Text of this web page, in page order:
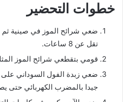
خطوات التحضير
ضعي شرائح الموز في صينية ثم
تقل عن 8 ساعات.
قومي بتقطعي شرائح الموز
ضعي زبدة الفول السوداني على
جيدا بالمضرب الكهربائي حتى